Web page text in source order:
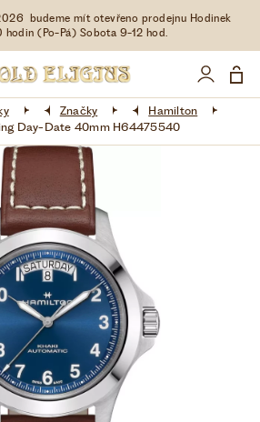
budeme mít otevřeno prodejnu Hodinek
hodin (Po-Pá) Sobota 9-12 hod.
Značky
Hamilton
Day-Date 40mm H64475540